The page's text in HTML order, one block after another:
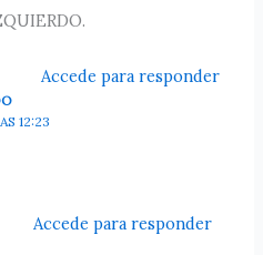
Accede para responder
12:23
Accede para responder